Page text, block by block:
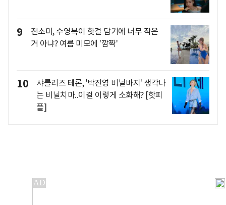
9
전소미, 수영복이 핫걸 담기에 너무 작은
거 아냐? 여름 미모에 '깜짝'
10
샤를리즈 테론, '박진영 비닐바지' 생각나
는 비닐치마..이걸 이렇게 소화해? [핫피
플]